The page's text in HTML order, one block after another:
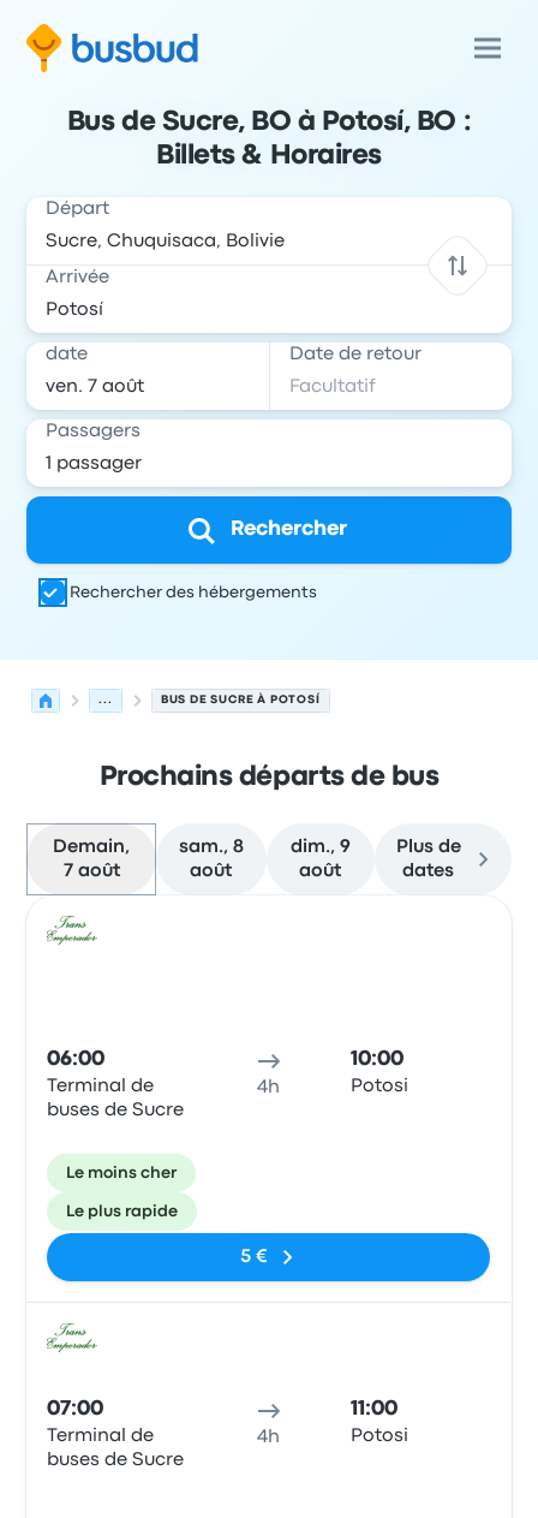
Bus de Sucre, BO à Potosí, BO :
Billets & Horaires
Départ
Arrivée
date Date de retour
Passagers
Rechercher
Rechercher des hébergements
... BUS DE SUCRE À POTOSÍ
Prochains départs de bus
Demain,
7 août
sam., 8
août
dim., 9
août
Plus de
dates
06:00
Terminal de
buses de Sucre
4h
10:00
Potosi
Le moins cher
Le plus rapide
5 €
07:00
Terminal de
buses de Sucre
4h
11:00
Potosi